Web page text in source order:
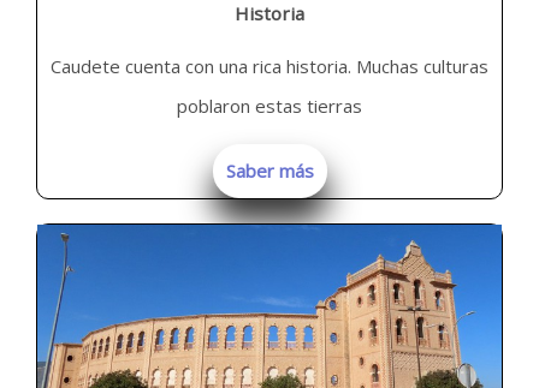
Historia
Caudete cuenta con una rica historia. Muchas culturas
poblaron estas tierras
Saber más